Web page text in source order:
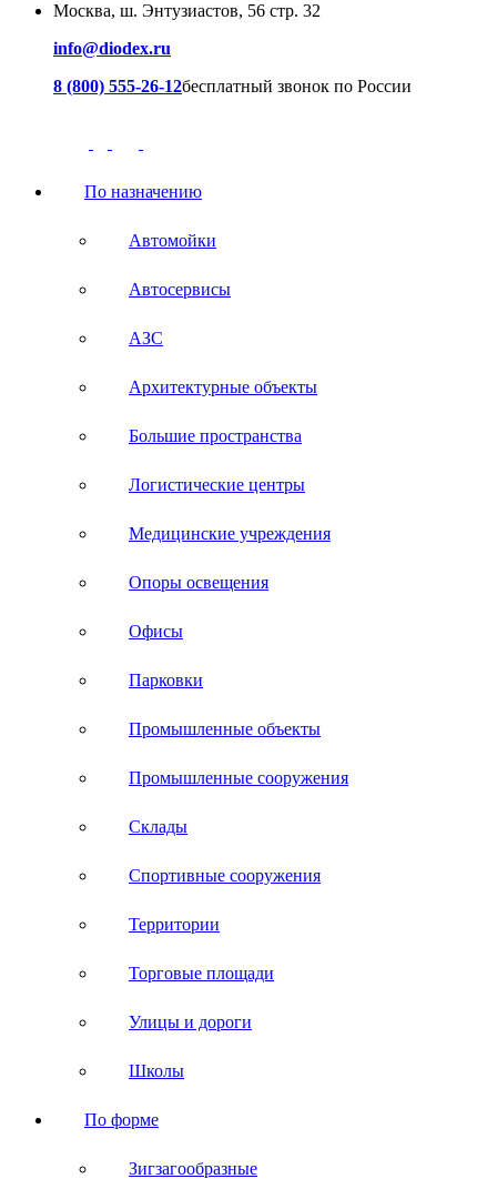
Москва, ш. Энтузиастов, 56 стр. 32
info@diodex.ru
8 (800) 555-26-12бесплатный звонок по России
По назначению
Автомойки
Автосервисы
АЗС
Архитектурные объекты
Большие пространства
Логистические центры
Медицинские учреждения
Опоры освещения
Офисы
Парковки
Промышленные объекты
Промышленные сооружения
Склады
Спортивные сооружения
Территории
Торговые площади
Улицы и дороги
Школы
По форме
Зигзагообразные